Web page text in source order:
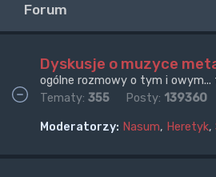
Forum
Dyskusje o muzyce
ogólne rozmowy o tym i owym...
Tematy: 355 Posty: 139360
Moderatorzy: Nasum, Heretyk,